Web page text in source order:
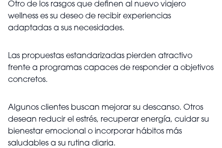
Otro de los rasgos que definen al nuevo viajero
wellness es su deseo de recibir experiencias
adaptadas a sus necesidades.
Las propuestas estandarizadas pierden atractivo
frente a programas capaces de responder a objetivos
concretos.
Algunos clientes buscan mejorar su descanso. Otros
desean reducir el estrés, recuperar energía, cuidar su
bienestar emocional o incorporar hábitos más
saludables a su rutina diaria.